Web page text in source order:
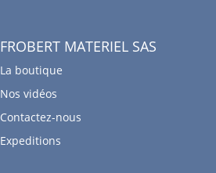
FROBERT MATERIEL SAS
La boutique
Nos vidéos
Contactez-nous
Expeditions